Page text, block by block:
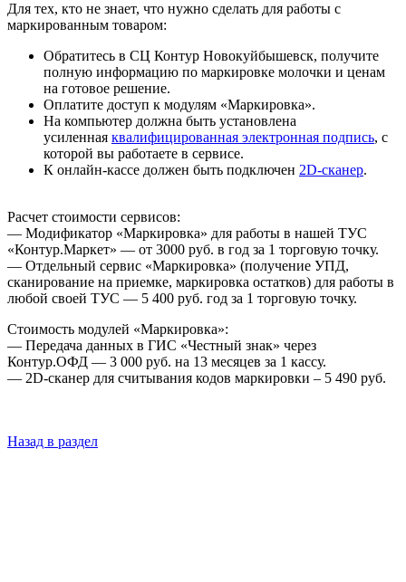
Для тех, кто не знает, что нужно сделать для работы с
маркированным товаром:
Обратитесь в СЦ Контур Новокуйбышевск, получите
полную информацию по маркировке молочки и ценам
на готовое решение.
Оплатите доступ к модулям «Маркировка».
На компьютер должна быть установлена
усиленная квалифицированная электронная подпись, с
которой вы работаете в сервисе.
К онлайн-кассе должен быть подключен 2D-сканер.
Расчет стоимости сервисов:
— Модификатор «Маркировка» для работы в нашей ТУС
«Контур.Маркет» — от 3000 руб. в год за 1 торговую точку.
— Отдельный сервис «Маркировка» (получение УПД,
сканирование на приемке, маркировка остатков) для работы в
любой своей ТУС — 5 400 руб. год за 1 торговую точку.
Стоимость модулей «Маркировка»:
— Передача данных в ГИС «Честный знак» через
Контур.ОФД — 3 000 руб. на 13 месяцев за 1 кассу.
— 2D-сканер для считывания кодов маркировки – 5 490 руб.
Назад в раздел